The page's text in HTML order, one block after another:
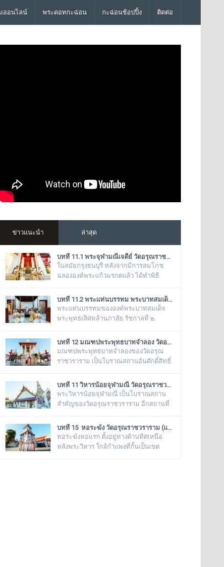
ออนไลน์ พระดอทกะฉ่อน กะฉ่อนช้อปปิ้ง ติดต่อ
ข่าวแนะนำ ล่าสุด
บทที่ 11.1 พระจุฬามณีเจดีย์ วัดอรุณราชวราราม (แอพเดียวเที่ยวทั่ววัดอรุณ)
ในสมัยกรุงธนบุรี หลังจากมีการสมโภช
ฉลององค์พระแก้วมรกตแล้ว ได้ทำพิธี
แห่งนี้ ในสมัยรัชกาลที่ ๕ ยังเรียกพระวิหาร
แห่งนี้ว่า “วิหารพระแก้ว” อยู่ตลอดมา จน
ต่อมาชาวบ้านได้เรียกเพี้ยนกันไปว่า
ราชวราราม ที่ชาวบ้านในละแวกนี้ให้
ความเคารพศรัทธาตั้งแต่ครั้งอดีตกาลจวบ
จนมาถึงยุคปัจ
บทที่ 11.2 พระแท่นบรรทม พระบาทสมเด็จพระพุทธเลิศหล้านภาลัย รัชกาลที่ ๒ วัดอรุณราชวราราม (แอพเดียวเที่ยวทั่ววัดอรุณ)
พระแท่นบรรทมขององค์พระบาทสมเด็จ
พระพุทธเลิศหล้านภาลัย รัชกาลที่ ๒
ราชวราราม เป็นพระแท่นบรรทมเก่าแก่
โบราณที่มีลวดลายแกะสลักงดงาม เป็น
ของดั้งเดิมที่มีอยู่คู่กับวัดอรุณราชวราราม
๒ พระองค์ยังทรงครองพระยศที่ สมเด็จ
พระเจ้าลูกยาเธอ ได้เสด็จมาประทับอยู่ที่
พระราชวังเดิมกรุงธนบุรี
บทที่ 12 มณฑปพระพุทธบาทจำลอง วัดอรุณราชวราราม (แอพเดียวเที่ยวทั่ววัดอรุณ)
มณฑปพระพุทธบาทจำลองของวัดอรุณ
ราชวราราม เป็นโบราณสถานอันศักดิ์สิทธิ์
อรุณราชวรารามและชาวบ้านในละแวกนี้
ตั้งอยู่ระหว่างพระเจดีย์ย่อเหลี่ยมไม้ยี่สิบ ๔
องค์ กับพระวิหารใหญ่วัดอรุณราชวราราม
ฐานทักษิณ ๒ ชั้น สร้างขึ้นในรัชสมัย
พระบาทสมเด็จพระนั่งเกล้าเจ้าอยู่หัว
รัชกาลที่ ๓
บทที่ 11 วิหารน้อยจุฬามณี วัดอรุณราชวราราม (แอพเดียวเที่ยวทั่ววัดอรุณ)
พระวิหารน้อยจุฬามณี เป็นโบราณสถาน
สำคัญของวัดอรุณราชวราราม อีกสถานที่
วิหารแห่งนี้ เคยเป็นที่ประดิษฐาน พระพุทธ
มหามณีรัตนปฏิมากร หรือ พระแก้วมรกต
ก่อนจะทำพิธีอัญเชิญ ย้ายไปประดิษฐาน
บทที่ 15 หอระฆัง วัดอรุณราชวราราม (แอพเดียวเที่ยวทั่ววัดอรุณ)
หอระฆังหอแรก ตั้งอยู่ทางด้านทิศเหนือ
หลังพระวิหาร ใกล้กำแพงที่กั้นเป็นเขต